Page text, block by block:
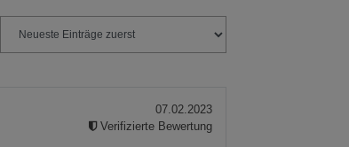
07.02.2023
Verifizierte Bewertung